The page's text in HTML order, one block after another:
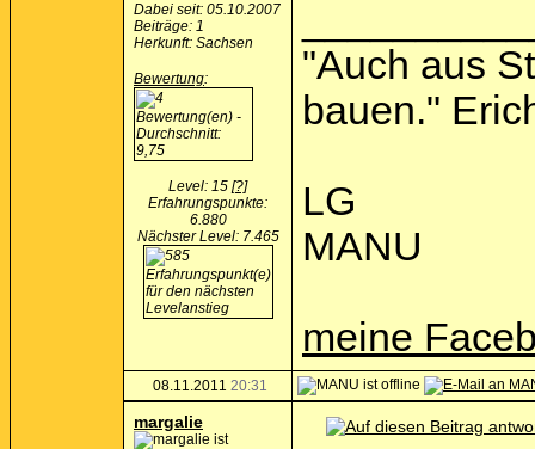
Dabei seit: 05.10.2007
Beiträge: 1
Herkunft: Sachsen
Bewertung:
Level: 15 [?]
Erfahrungspunkte:
6.880
Nächster Level: 7.465
"Auch aus
bauen."
LG
MANU
meine
08.11.2011 20:31
margalie